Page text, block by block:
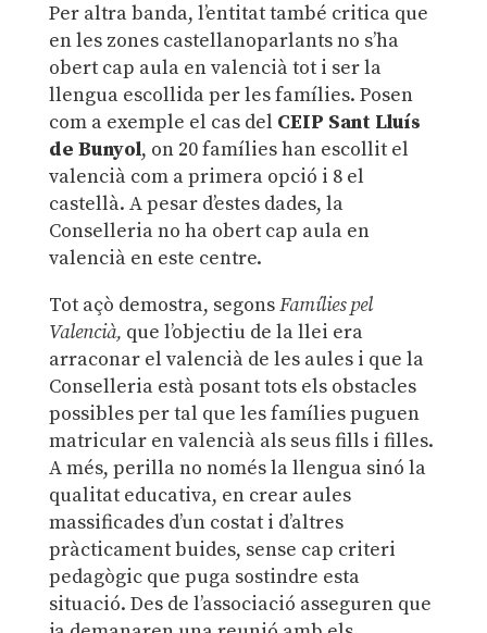
Per altra banda, l’entitat també critica que
en les zones castellanoparlants no s’ha
obert cap aula en valencià tot i ser la
llengua escollida per les famílies. Posen
com a exemple el cas del CEIP Sant Lluís
de Bunyol, on 20 famílies han escollit el
valencià com a primera opció i 8 el
castellà. A pesar d’estes dades, la
Conselleria no ha obert cap aula en
valencià en este centre.
Tot açò demostra, segonsFamílies pel
Valencià, que l’objectiu de la llei era
arraconar el valencià de les aules i que la
Conselleria està posant tots els obstacles
possibles per tal que les famílies puguen
matricular en valencià als seus fills i filles.
A més, perilla no només la llengua sinó la
qualitat educativa, en crear aules
massificades d’un costat i d’altres
pràcticament buides, sense cap criteri
pedagògic que puga sostindre esta
situació. Des de l’associació asseguren que